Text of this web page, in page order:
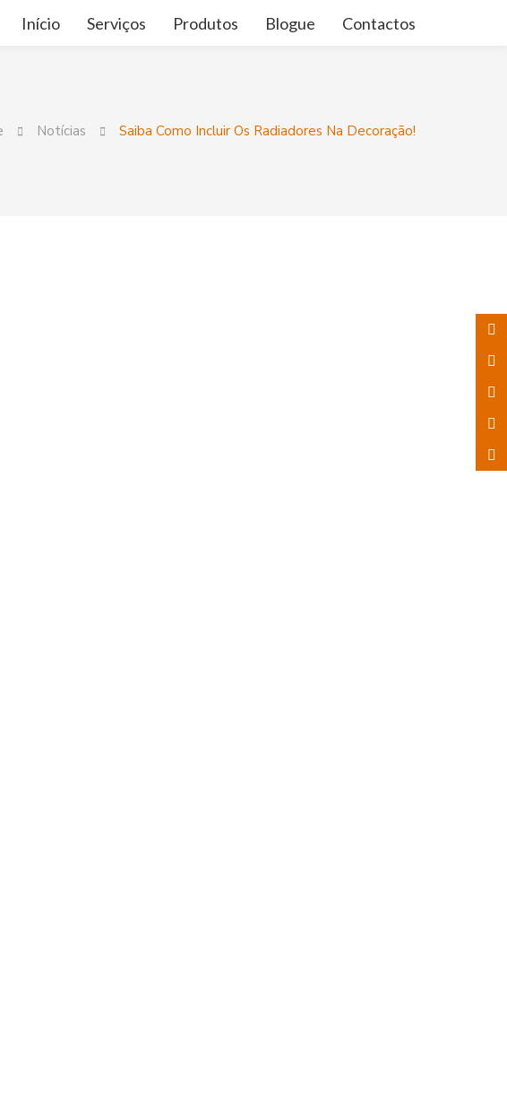
Início Serviços Produtos Blogue Contactos
Notícias Saiba Como Incluir Os Radiadores Na Decoração!